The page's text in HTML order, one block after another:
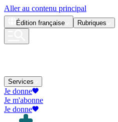
Aller au contenu principal
Édition française Rubriques
Services
Je donne
Je m'abonne
Je donne